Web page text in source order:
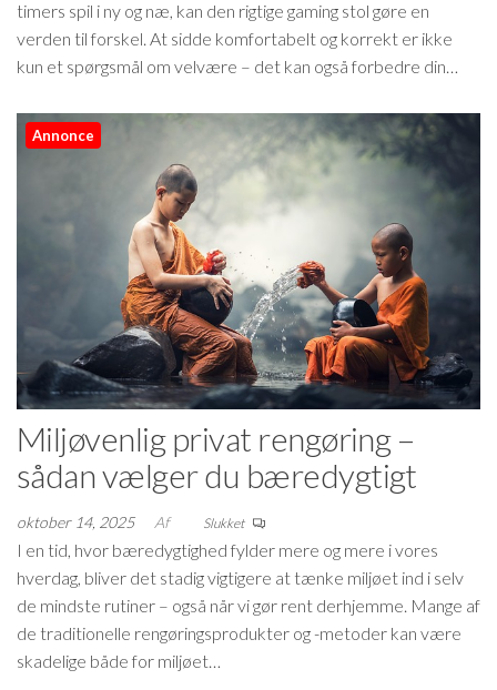
timers spil i ny og næ, kan den rigtige gaming stol gøre en
verden til forskel. At sidde komfortabelt og korrekt er ikke
kun et spørgsmål om velvære – det kan også forbedre din…
Annonce
Miljøvenlig privat rengøring –
sådan vælger du bæredygtigt
oktober 14, 2025 Af Slukket
I en tid, hvor bæredygtighed fylder mere og mere i vores
hverdag, bliver det stadig vigtigere at tænke miljøet ind i selv
de mindste rutiner – også når vi gør rent derhjemme. Mange af
de traditionelle rengøringsprodukter og -metoder kan være
skadelige både for miljøet…